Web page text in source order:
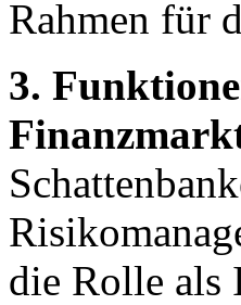
Rahmen für
3.
die Rolle als